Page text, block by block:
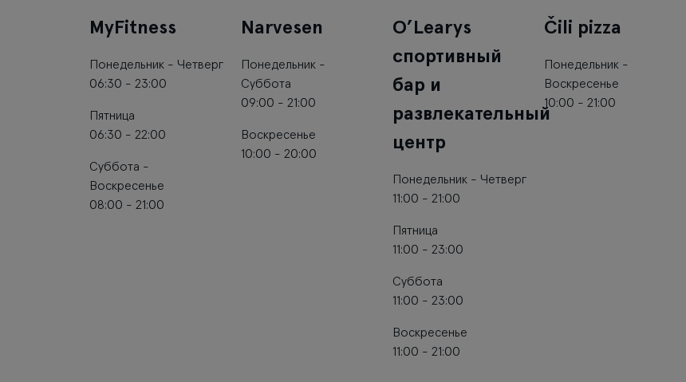
MyFitness
Понедельник - Четверг
06:30 - 23:00
Пятница
06:30 - 22:00
Суббота -
Воскресенье
08:00 - 21:00
Narvesen
Понедельник -
Суббота
09:00 - 21:00
Воскресенье
10:00 - 20:00
O’Learys
спортивный
бар и
развлекательный
центр
Понедельник - Четверг
11:00 - 21:00
Пятница
11:00 - 23:00
Суббота
11:00 - 23:00
Воскресенье
11:00 - 21:00
Čili pizza
Понедельник -
Воскресенье
10:00 - 21:00